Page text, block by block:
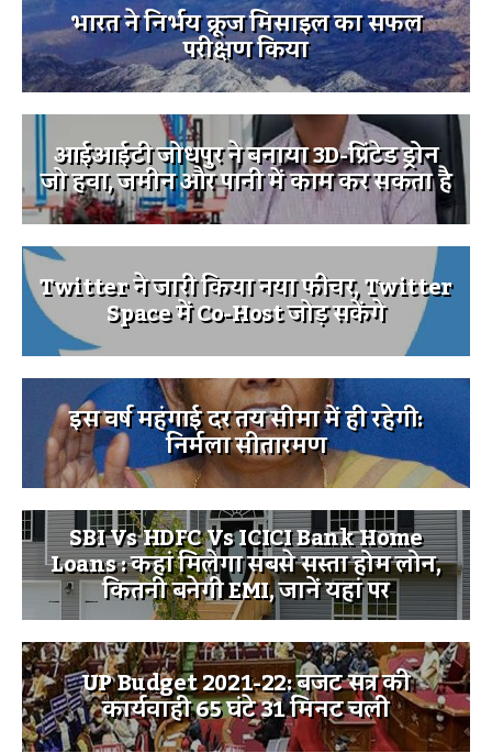
भारत ने निर्भय क्रूज मिसाइल का सफल
परीक्षण किया
आईआईटी जोधपुर ने बनाया 3D-प्रिंटेड ड्रोन
जो हवा, जमीन और पानी में काम कर सकता है
Twitter ने जारी किया नया फीचर, Twitter
Space में Co-Host जोड़ सकेंगे
इस वर्ष महंगाई दर तय सीमा में ही रहेगी:
निर्मला सीतारमण
SBI Vs HDFC Vs ICICI Bank Home
Loans : कहां मिलेगा सबसे सस्ता होम लोन,
कितनी बनेगी EMI, जानें यहां पर
UP Budget 2021-22: बजट सत्र की
कार्यवाही 65 घंटे 31 मिनट चली